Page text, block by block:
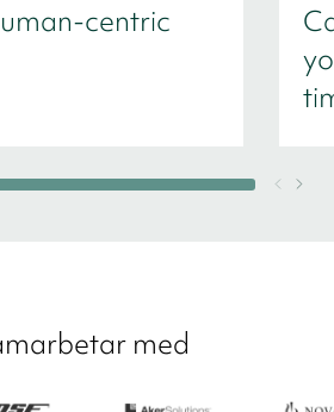
centric
med